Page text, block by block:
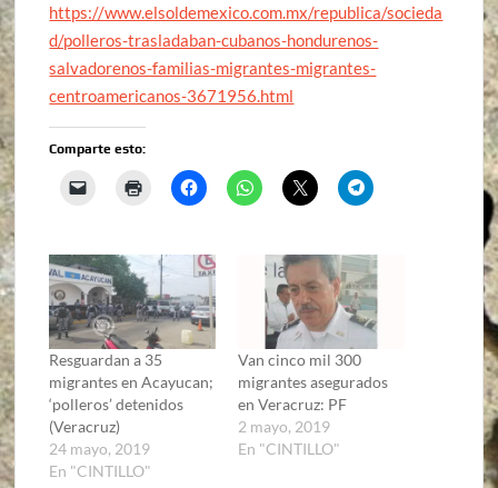
https://www.elsoldemexico.com.mx/republica/socieda
d/polleros-trasladaban-cubanos-hondurenos-
salvadorenos-familias-migrantes-migrantes-
centroamericanos-3671956.html
Comparte esto:
Resguardan a 35
migrantes en Acayucan;
‘polleros’ detenidos
(Veracruz)
24 mayo, 2019
En "CINTILLO"
Van cinco mil 300
migrantes asegurados
en Veracruz: PF
2 mayo, 2019
En "CINTILLO"